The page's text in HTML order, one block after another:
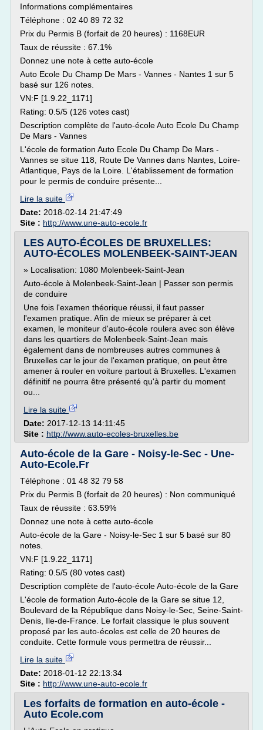
Informations complémentaires
Téléphone : 02 40 89 72 32
Prix du Permis B (forfait de 20 heures) : 1168EUR
Taux de réussite : 67.1%
Donnez une note à cette auto-école
Auto Ecole Du Champ De Mars - Vannes - Nantes 1 sur 5
basé sur 126 notes.
VN:F [1.9.22_1171]
Rating: 0.5/5 (126 votes cast)
Description complète de l'auto-école Auto Ecole Du Champ
De Mars - Vannes
L'école de formation Auto Ecole Du Champ De Mars -
Vannes se situe 118, Route De Vannes dans Nantes, Loire-
Atlantique, Pays de la Loire. L'établissement de formation
pour le permis de conduire présente...
Lire la suite
Date: 2018-02-14 21:47:49
Site : http://www.une-auto-ecole.fr
LES AUTO-ÉCOLES DE BRUXELLES:
AUTO-ÉCOLES MOLENBEEK-SAINT-JEAN
» Localisation: 1080 Molenbeek-Saint-Jean
Auto-école à Molenbeek-Saint-Jean | Passer son permis
de conduire
Une fois l'examen théorique réussi, il faut passer
l'examen pratique. Afin de mieux se préparer à cet
examen, le moniteur d'auto-école roulera avec son élève
dans les quartiers de Molenbeek-Saint-Jean mais
également dans de nombreuses autres communes à
Bruxelles car le jour de l'examen pratique, on peut être
amener à rouler en voiture partout à Bruxelles. L'examen
définitif ne pourra être présenté qu'à partir du moment
ou...
Lire la suite
Date: 2017-12-13 14:11:45
Site : http://www.auto-ecoles-bruxelles.be
Auto-école de la Gare - Noisy-le-Sec - Une-
Auto-Ecole.Fr
Téléphone : 01 48 32 79 58
Prix du Permis B (forfait de 20 heures) : Non communiqué
Taux de réussite : 63.59%
Donnez une note à cette auto-école
Auto-école de la Gare - Noisy-le-Sec 1 sur 5 basé sur 80
notes.
VN:F [1.9.22_1171]
Rating: 0.5/5 (80 votes cast)
Description complète de l'auto-école Auto-école de la Gare
L'école de formation Auto-école de la Gare se situe 12,
Boulevard de la République dans Noisy-le-Sec, Seine-Saint-
Denis, Ile-de-France. Le forfait classique le plus souvent
proposé par les auto-écoles est celle de 20 heures de
conduite. Cette formule vous permettra de réussir...
Lire la suite
Date: 2018-01-12 22:13:34
Site : http://www.une-auto-ecole.fr
Les forfaits de formation en auto-école -
Auto Ecole.com